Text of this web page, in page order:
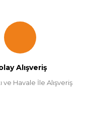
Alışveriş
ve Havale İle Alışveriş